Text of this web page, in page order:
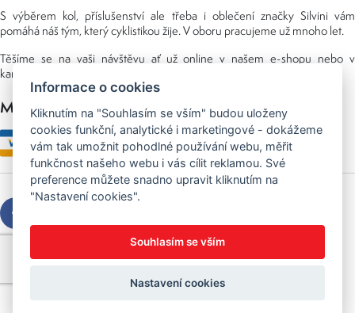
S výběrem kol, příslušenství ale třeba i oblečení značky Silvini vám
pomáhá náš tým, který cyklistikou žije. V oboru pracujeme už mnoho let.
Těšíme se na vaši návštěvu ať už online v našem e-shopu nebo v
kamenné prodejně, kterou najdete v NS (nákupní středisko) URAN.
Možnosti platby
Copyright © 2026 Sedláček s.r.o.
Created byOLC Webdesign
Informace o cookies
Kliknutím na "Souhlasím se vším" budou uloženy
cookies funkční, analytické i marketingové - dokážeme
vám tak umožnit pohodlné používání webu, měřit
funkčnost našeho webu i vás cílit reklamou. Své
preference můžete snadno upravit kliknutím na
"Nastavení cookies".
Souhlasím se vším
Nastavení cookies